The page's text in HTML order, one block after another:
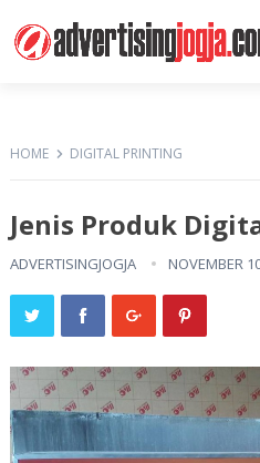
HOME DIGITAL PRINTING
Jenis Produk
ADVERTISINGJOGJA NOVEMBER